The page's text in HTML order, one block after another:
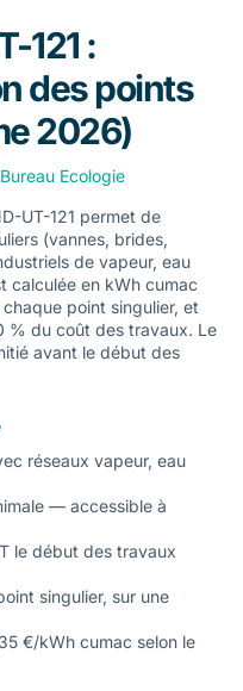
121 :
des points
2026)
Bureau Ecologie
UT-121 permet de
(vannes, brides,
de vapeur, eau
calculée en kWh cumac
point singulier, et
% du coût des travaux. Le
avant le début des
réseaux vapeur, eau
— accessible à
le début des travaux
singulier, sur une
€/kWh cumac selon le